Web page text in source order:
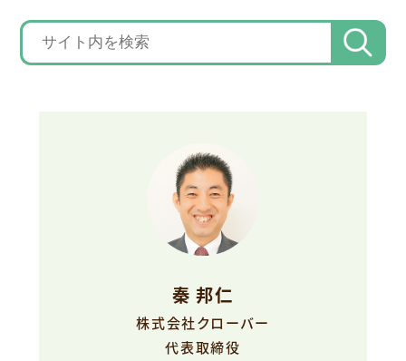
秦 邦仁
株式会社クローバー
代表取締役